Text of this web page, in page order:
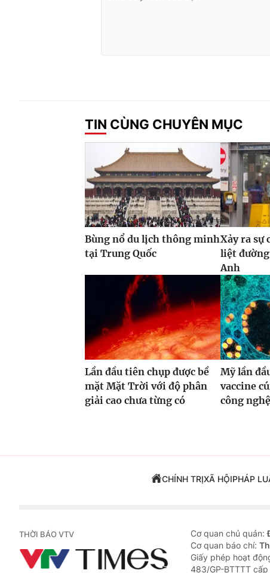
TIN CÙNG CHUYÊN MỤC
Bùng nổ du lịch thông minh
tại Trung Quốc
Xảy ra sự
liệt đường
Anh
Lần đầu tiên chụp được bề
mặt Mặt Trời với độ phân
giải cao chưa từng có
Mỹ lần
vaccine
công
CHÍNH TRỊXÃ HỘIPHÁP
THỜI BÁO VTV Cơ quan chủ quản:
Cơ quan báo chí:
Giấy phép hoạt
483/GP-BTTTT